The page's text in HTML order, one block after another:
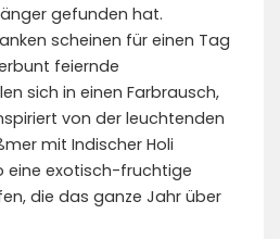
gefunden hat.
scheinen für einen Tag
feiernde
sich in einen Farbrausch,
von der leuchtenden
mit Indischer Holi
eine exotisch-fruchtige
die das ganze Jahr über